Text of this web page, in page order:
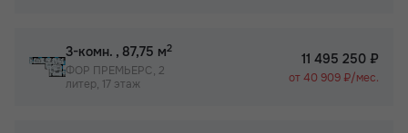
3-комн. , 87,75 м2
ФОР ПРЕМЬЕРС, 2
литер, 17 этаж
11 495 250 ₽
от 40 909 ₽/мес.